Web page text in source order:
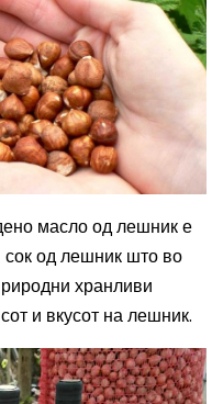
масло од лешник е
од лешник што во
хранливи
и вкусот на лешник.